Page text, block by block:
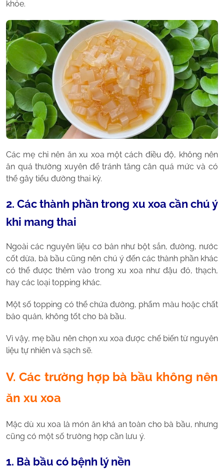
khỏe.
Các mẹ chỉ nên ăn xu xoa một cách điều độ, không nên
ăn quá thường xuyên để tránh tăng cân quá mức và có
thể gây tiểu đường thai kỳ.
2. Các thành phần trong xu xoa cần chú ý
khi mang thai
Ngoài các nguyên liệu cơ bản như bột sắn, đường, nước
cốt dừa, bà bầu cũng nên chú ý đến các thành phần khác
có thể được thêm vào trong xu xoa như đậu đỏ, thạch,
hay các loại topping khác.
Một số topping có thể chứa đường, phẩm màu hoặc chất
bảo quản, không tốt cho bà bầu.
Vì vậy, mẹ bầu nên chọn xu xoa được chế biến từ nguyên
liệu tự nhiên và sạch sẽ.
V. Các trường hợp bà bầu không nên
ăn xu xoa
Mặc dù xu xoa là món ăn khá an toàn cho bà bầu, nhưng
cũng có một số trường hợp cần lưu ý.
1. Bà bầu có bệnh lý nền